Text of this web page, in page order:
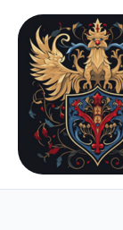
Inhalt
springen